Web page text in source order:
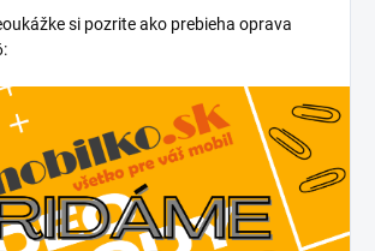
si pozrite ako prebieha oprava